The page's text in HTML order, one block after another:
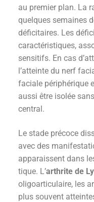
au premier plan. La
quelques semaines
déficitaires. Les
caractéristiques,
sensitifs. En cas
l’atteinte du nerf
faciale périphérique
aussi être isolée
central.
Le stade précoce
avec des
apparaissent dans
tique. L’arthrite de
oligoarticulaire, les
plus souvent